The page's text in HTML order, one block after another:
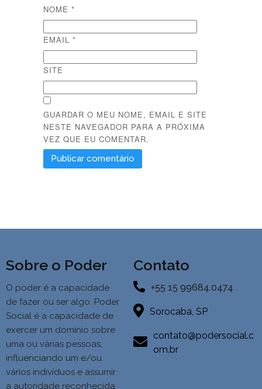
NOME*
EMAIL*
SITE
GUARDAR O MEU NOME, EMAIL E SITE
NESTE NAVEGADOR PARA A PRÓXIMA
VEZ QUE EU COMENTAR.
Sobre o Poder
O poder é a capacidade
de fazer ou ser algo. Poder
Social é a capacidade de
exercer um domínio sobre
uma ou várias pessoas,
influenciando um e/ou
vários indivíduos e assumir
a autoridade reconhecida
Contato
+55 15 99684.0474
Sorocaba, SP
contato@podersocial.c
om.br